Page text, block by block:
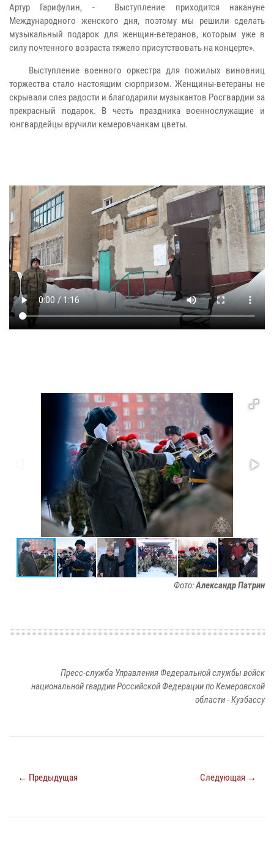
Артур Гарифулин, - Выступление приходится накануне
Международного женского дня, поэтому мы решили сделать
музыкальный подарок для женщин-ветеранов, которым уже в
силу почтенного возраста тяжело присутствовать на концерте».
Выступление военного оркестра для пожилых виновниц
торжества стало настоящим сюрпризом. Женщины-ветераны не
скрывали слез радости и благодарили музыкантов Росгвардии за
прекрасный подарок. В честь праздника военнослужащие и
юнгвардейцы вручили кемеровчанкам цветы.
Фото:Александр Патрин
Пресс-служба Управления Федеральной службы войск
национальной гвардии Российской Федерации по Кемеровской
области - Кузбассу
← Предыдущая Следующая →